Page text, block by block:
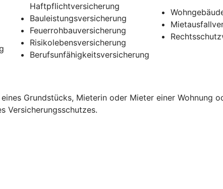
Haftpflichtversicherung
Bauleistungsversicherung
Feuerrohbauversicherung
Risikolebensversicherung
Berufsunfähigkeitsversicherung
Grundstücks, Mieterin oder Mieter einer Wohnung
Versicherungsschutzes.